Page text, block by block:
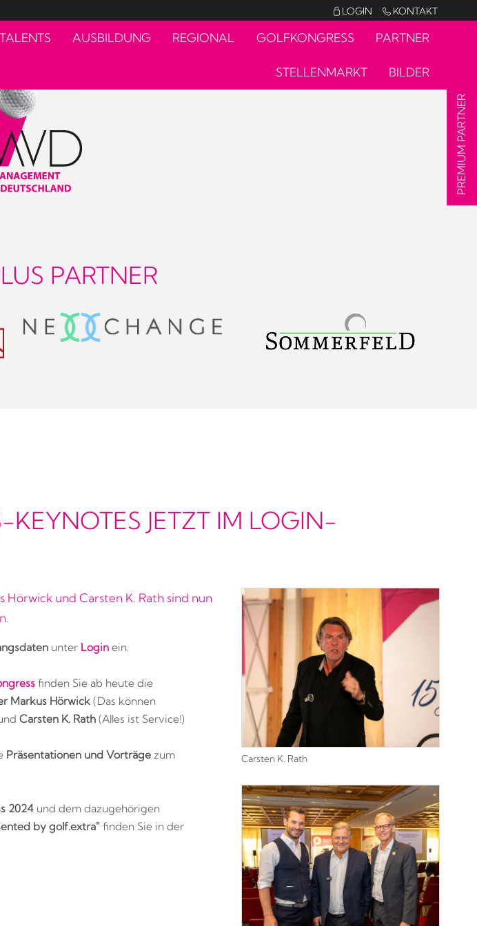
 LOGIN  KONTAKT
AUSBILDUNG REGIONAL GOLFKONGRESS PARTNER
STELLENMARKT BILDER
PARTNER
KEYNOTES JETZT IM LOGIN-
und Carsten K. Rath sind nun
unter Loginein.
finden Sie ab heute die
Markus Hörwick(Das können
Carsten K. Rath(Alles ist Service!)
Präsentationen und Vorträgezum
2024und dem dazugehörigen
by golf.extra"finden Sie in der
Carsten K. Rath
PREMIUM PARTNER